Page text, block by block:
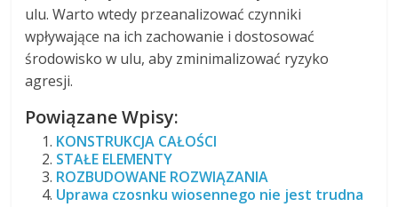
ulu. Warto wtedy przeanalizować czynniki
wpływające na ich zachowanie i dostosować
środowisko w ulu, aby zminimalizować ryzyko
agresji.
Powiązane Wpisy:
KONSTRUKCJA CAŁOŚCI
STAŁE ELEMENTY
ROZBUDOWANE ROZWIĄZANIA
Uprawa czosnku wiosennego nie jest trudna